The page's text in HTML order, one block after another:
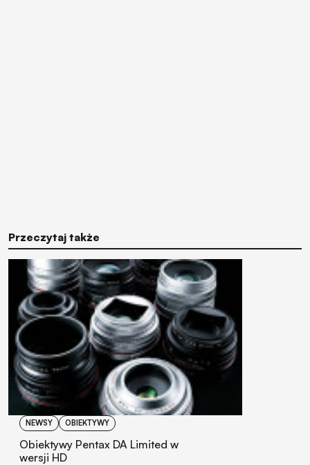
Przeczytaj także
NEWSY OBIEKTYWY
Obiektywy Pentax DA Limited w
wersji HD